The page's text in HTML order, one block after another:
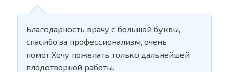
Благодарность врачу с большой буквы,
спасибо за профессионализм, очень
помог.Хочу пожелать только дальнейшей
плодотворной работы.